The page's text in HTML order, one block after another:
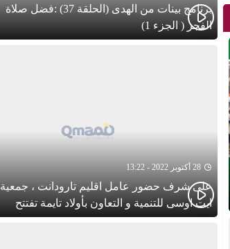
برنامج بينات من الهدى (الحلقة 37) :فضل صلاة
الفجر ( الجزء 1)
28 أكتوبر 2022 - 13:22
على شرف حضور عامل اقليم تارودانت ، جمعية
ايت اوسى للتنمية و التعاون بأولاد تايمة تفتتح
ايام الاحتفال بذكرى المولد النبوي